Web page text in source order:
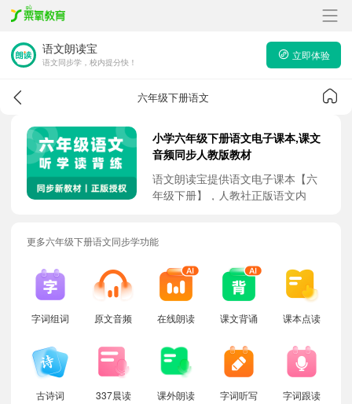
语文朗读宝
语文同步学，校内提分快！
立即体验
六年级下册语文
小学六年级下册语文电子课本,课文
音频同步人教版教材
语文朗读宝提供语文电子课本【六
年级下册】，人教社正版语文内
课本，快速提升校内竞争力。
更多六年级下册语文同步学功能
字词组词 原文音频 在线朗读 课文背诵 课本点读
古诗词 337晨读 课外朗读 字词听写 字词跟读